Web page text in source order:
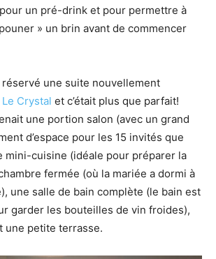
un pré-drink et pour permettre à
» un brin avant de commencer
réservé une suite nouvellement
Crystal et c’était plus que parfait!
une portion salon (avec un grand
d’espace pour les 15 invités que
mini-cuisine (idéale pour préparer la
fermée (où la mariée a dormi à
une salle de bain complète (le bain est
garder les bouteilles de vin froides),
une petite terrasse.